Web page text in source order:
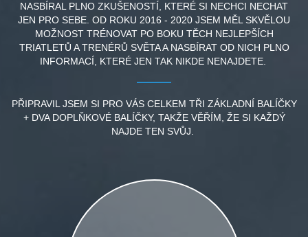
NASBÍRAL PLNO ZKUŠENOSTÍ, KTERÉ SI NECHCI NECHAT
JEN PRO SEBE. OD ROKU 2016 - 2020 JSEM MĚL SKVĚLOU
MOŽNOST TRÉNOVAT PO BOKU TĚCH NEJLEPŠÍCH
TRIATLETŮ A TRENÉRŮ SVĚTA A NASBÍRAT OD NICH PLNO
INFORMACÍ, KTERÉ JEN TAK NIKDE NENAJDETE.
PŘIPRAVIL JSEM SI PRO VÁS CELKEM TŘI ZÁKLADNÍ BALÍČKY
+ DVA DOPLŇKOVÉ BALÍČKY, TAKŽE VĚŘÍM, ŽE SI KAŽDÝ
NAJDE TEN SVŮJ.